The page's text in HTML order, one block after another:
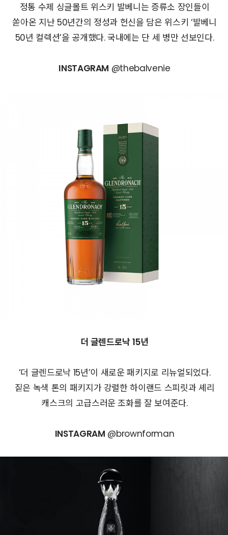
정통 수제 싱글몰트 위스키 발베니는 증류소 장인들이
쏟아온 지난 50년간의 정성과 헌신을 담은 위스키 ‘발베니
50년 컬렉션’을 공개했다. 국내에는 단 세 병만 선보인다.
INSTAGRAM @thebalvenie
더 글렌드로낙 15년
‘더 글렌드로낙 15년’이 새로운 패키지로 리뉴얼되었다.
짙은 녹색 톤의 패키지가 강렬한 하이랜드 스피릿과 셰리
캐스크의 고급스러운 조화를 잘 보여준다.
INSTAGRAM @brownforman